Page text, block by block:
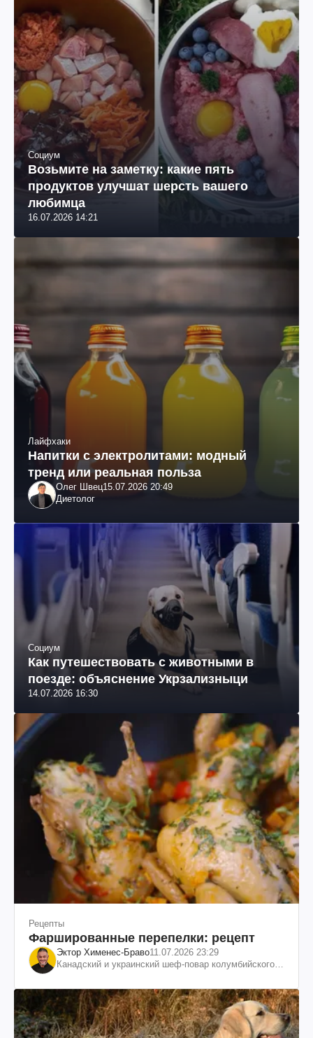
Социум
Возьмите на заметку: какие пять
продуктов улучшат шерсть вашего
любимца
16.07.2026 14:21
Лайфхаки
Напитки с электролитами: модный
тренд или реальная польза
Олег Швец15.07.2026 20:49
Диетолог
Социум
Как путешествовать с животными в
поезде: объяснение Укрзализныци
14.07.2026 16:30
Рецепты
Фаршированные перепелки: рецепт
Эктор Хименес-Браво11.07.2026 23:29
Канадский и украинский шеф-повар колумбийского